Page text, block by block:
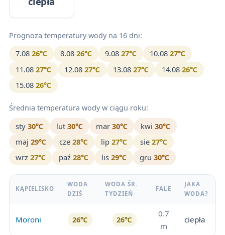
Prognoza temperatury wody na 16 dni:
7.08 26℃ 8.08 26℃ 9.08 27℃ 10.08 27℃
11.08 27℃ 12.08 27℃ 13.08 27℃ 14.08 26℃
15.08 26℃
Średnia temperatura wody w ciągu roku:
sty 30℃ lut 30℃ mar 30℃ kwi 30℃
maj 29℃ cze 28℃ lip 27℃ sie 27℃
wrz 27℃ paź 28℃ lis 29℃ gru 30℃
KĄPIELISKO
WODA
DZIŚ
WODA ŚR.
TYDZIEŃ
FALE
JAKA
WODA?
Moroni 26℃ 26℃
0.7
m
ciepła